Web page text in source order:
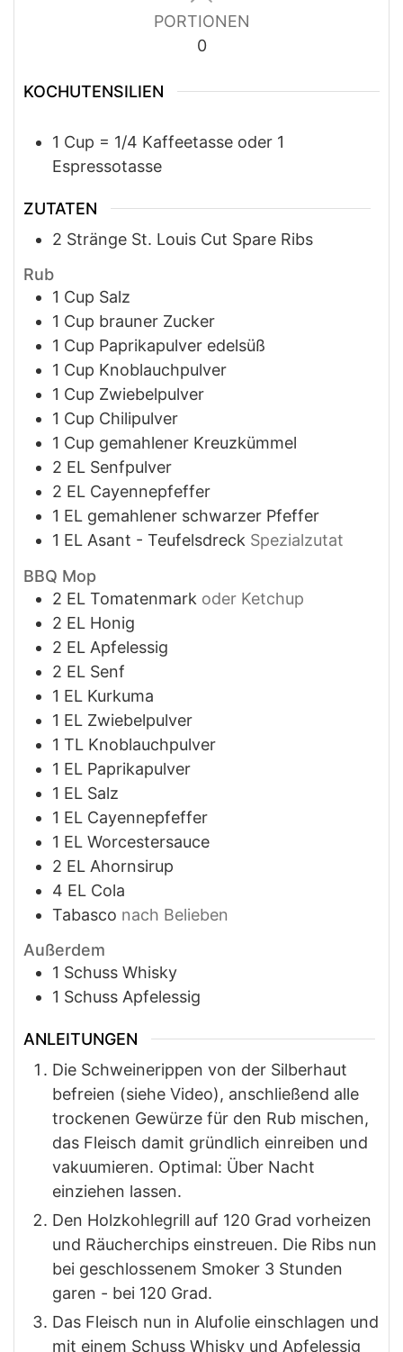
PORTIONEN
0
KOCHUTENSILIEN
1 Cup = 1/4 Kaffeetasse oder 1
Espressotasse
ZUTATEN
2 Stränge St. Louis Cut Spare Ribs
Rub
1 Cup Salz
1 Cup brauner Zucker
1 Cup Paprikapulver edelsüß
1 Cup Knoblauchpulver
1 Cup Zwiebelpulver
1 Cup Chilipulver
1 Cup gemahlener Kreuzkümmel
2 EL Senfpulver
2 EL Cayennepfeffer
1 EL gemahlener schwarzer Pfeffer
1 EL Asant - Teufelsdreck Spezialzutat
BBQ Mop
2 EL Tomatenmark oder Ketchup
2 EL Honig
2 EL Apfelessig
2 EL Senf
1 EL Kurkuma
1 EL Zwiebelpulver
1 TL Knoblauchpulver
1 EL Paprikapulver
1 EL Salz
1 EL Cayennepfeffer
1 EL Worcestersauce
2 EL Ahornsirup
4 EL Cola
Tabasco nach Belieben
Außerdem
1 Schuss Whisky
1 Schuss Apfelessig
ANLEITUNGEN
Die Schweinerippen von der Silberhaut
befreien (siehe Video), anschließend alle
trockenen Gewürze für den Rub mischen,
das Fleisch damit gründlich einreiben und
vakuumieren. Optimal: Über Nacht
einziehen lassen.
Den Holzkohlegrill auf 120 Grad vorheizen
und Räucherchips einstreuen. Die Ribs nun
bei geschlossenem Smoker 3 Stunden
garen - bei 120 Grad.
Das Fleisch nun in Alufolie einschlagen und
mit einem Schuss Whisky und Apfelessig